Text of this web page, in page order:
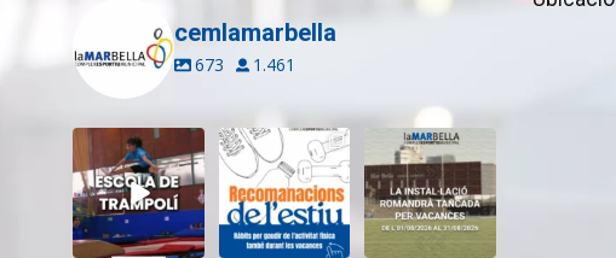
cemlamarbella
673 1.461
Inscriu-te a
l’Escola de
Trampolí del
CEM...
11 0
Aquest estiu,
continua movent-
te i cuidant-te! ...
5 0
El CEM La Mar
Bella romandrà
tancat durant el
11 0